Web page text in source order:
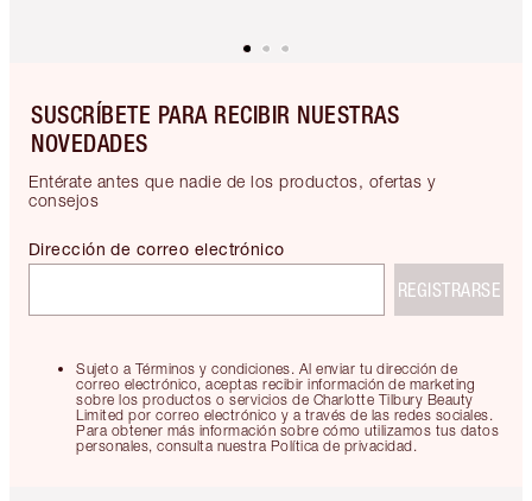
SUSCRÍBETE PARA RECIBIR NUESTRAS
NOVEDADES
Entérate antes que nadie de los productos, ofertas y
consejos
Sujeto a Términos y condiciones. Al enviar tu dirección de
correo electrónico, aceptas recibir información de marketing
sobre los productos o servicios de Charlotte Tilbury Beauty
Limited por correo electrónico y a través de las redes sociales.
Para obtener más información sobre cómo utilizamos tus datos
personales, consulta nuestra Política de privacidad.
Dirección de correo electrónico
REGISTRARSE